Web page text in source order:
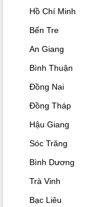
Hồ Chí Minh
Bến Tre
An Giang
Bình Thuận
Đồng Nai
Đồng Tháp
Hậu Giang
Sóc Trăng
Bình Dương
Trà Vinh
Bạc Liêu